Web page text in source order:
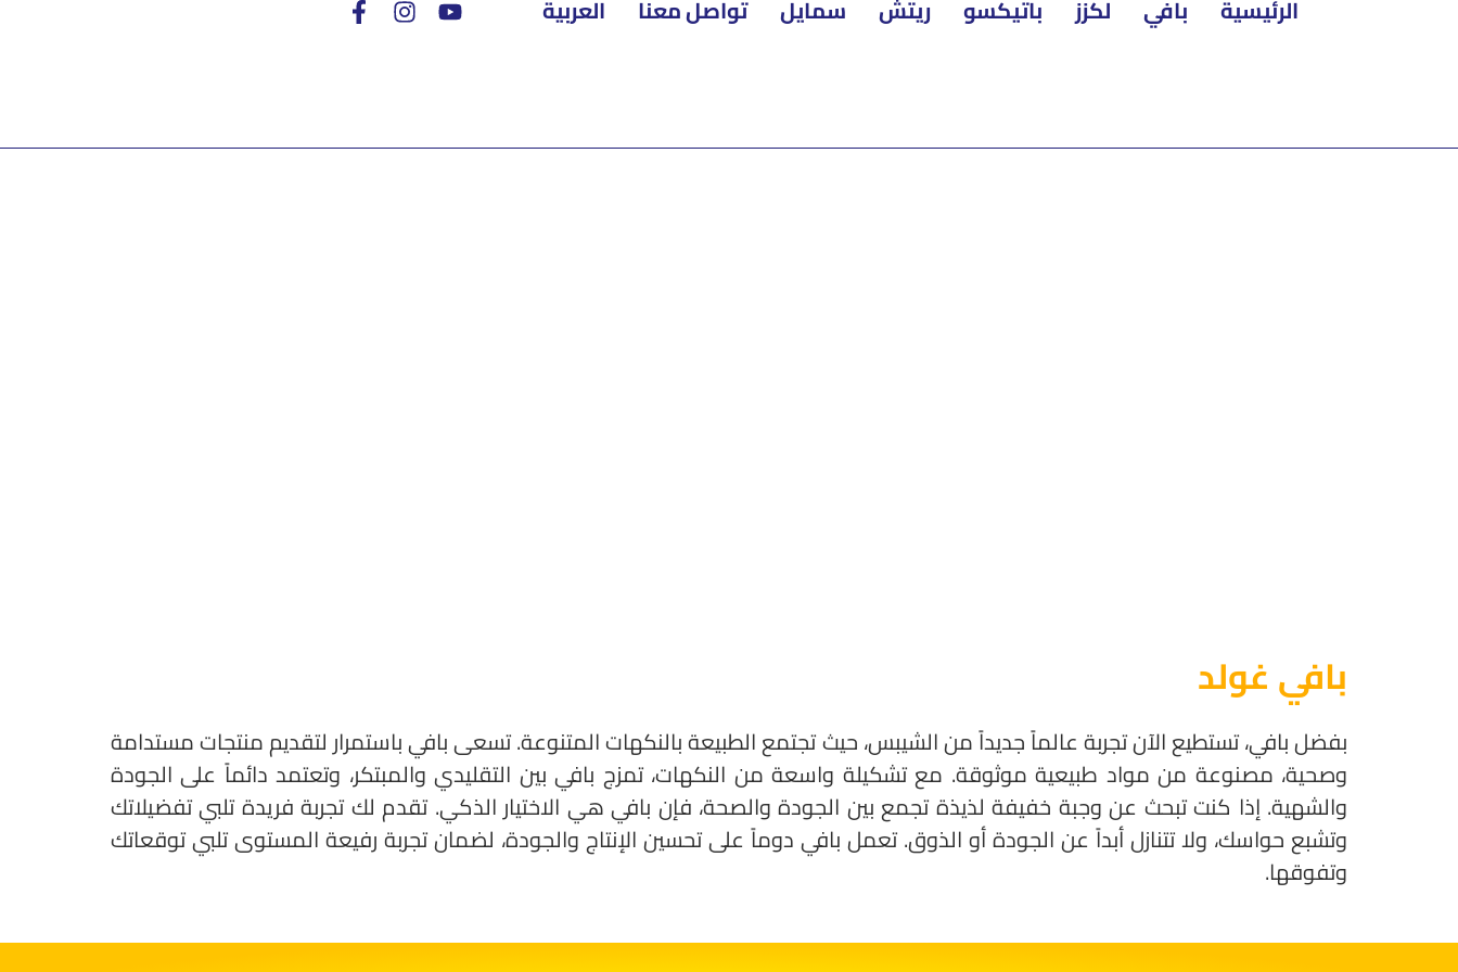
الرئيسية بافي لكزز باتيكسو ريتش سمايل تواصل معنا العربية
بافي غولد
بفضل بافي، تستطيع الآن تجربة عالماً جديداً من الشيبس، حيث تجتمع الطبيعة بالنكهات المتنوعة. تسعى بافي باستمرار لتقديم منتجات مستدامة
وصحية، مصنوعة من مواد طبيعية موثوقة. مع تشكيلة واسعة من النكهات، تمزج بافي بين التقليدي والمبتكر، وتعتمد دائماً على الجودة
والشهية. إذا كنت تبحث عن وجبة خفيفة لذيذة تجمع بين الجودة والصحة، فإن بافي هي الاختيار الذكي. تقدم لك تجربة فريدة تلبي تفضيلاتك
وتشبع حواسك، ولا تتنازل أبداً عن الجودة أو الذوق. تعمل بافي دوماً على تحسين الإنتاج والجودة، لضمان تجربة رفيعة المستوى تلبي توقعاتك
وتفوقها.